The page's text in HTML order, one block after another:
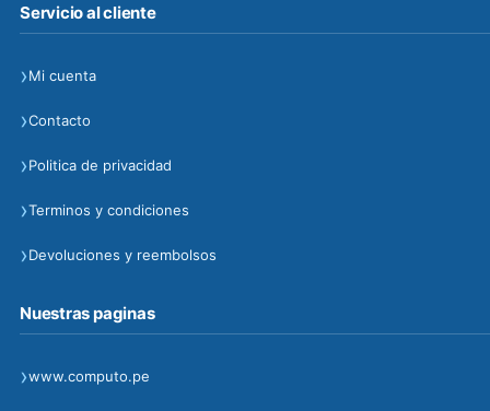
Servicio al cliente
›Mi cuenta
›Contacto
›Politica de privacidad
›Terminos y condiciones
›Devoluciones y reembolsos
Nuestras paginas
›www.computo.pe